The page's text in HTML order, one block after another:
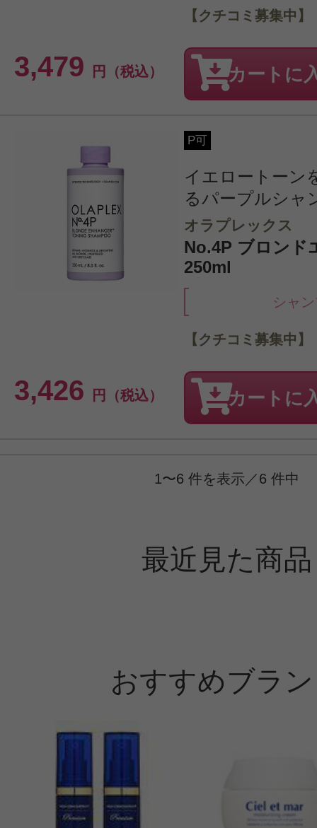
3,479 円（税込）
【クチコミ募集中】
カートに
P可
イエロートーン
るパープルシャ
オラプレックス
No.4P ブロンド
250ml
シャ
3,426 円（税込）
【クチコミ募集中】
カートに
1〜6 件を表示／6 件中
最近見た商品
おすすめブラ